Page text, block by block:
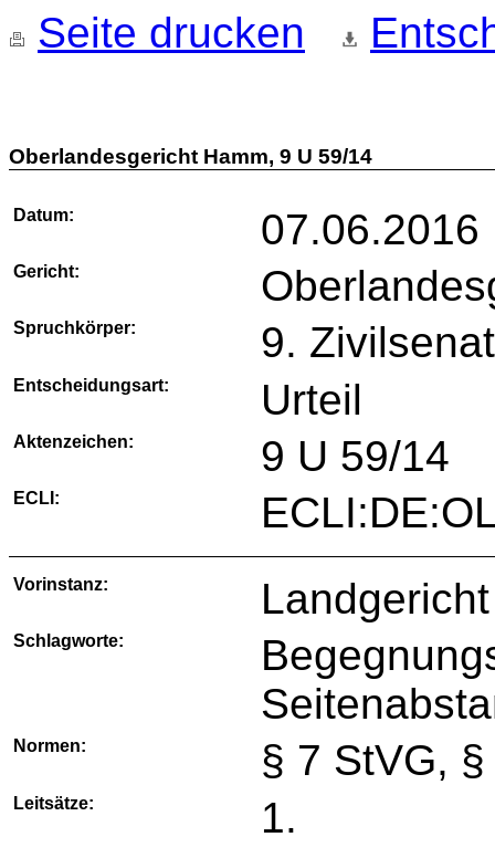
Seite drucken
Oberlandesgericht Hamm, 9 U 59/14
Datum: 07.06.2016
Gericht:
Spruchkörper: 9. Zivilsenat
Entscheidungsart: Urteil
Aktenzeichen: 9 U 59/14
ECLI:
Vorinstanz:
Schlagworte:
Normen: § 7 StVG,
Leitsätze:
1.